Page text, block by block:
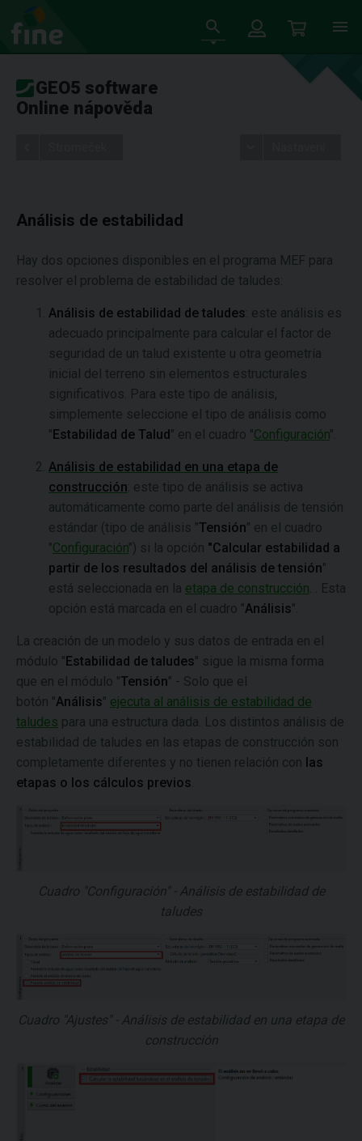
GEO5 software
Online nápověda
Análisis de estabilidad
Hay dos opciones disponibles en el programa MEF para
resolver el problema de estabilidad de taludes:
Análisis de estabilidad de taludes : este análisis es
adecuado principalmente para calcular el factor de
seguridad de un talud existente u otra geometría
inicial del terreno sin elementos estructurales
significativos. Para este tipo de análisis,
simplemente seleccione el tipo de análisis como
"Estabilidad de Talud" en el cuadro "Configuración".
Análisis de estabilidad en una etapa de
construcción : este tipo de análisis se activa
automáticamente como parte del análisis de tensión
estándar (tipo de análisis "Tensión" en el cuadro
"Configuración") si la opción "Calcular estabilidad a
partir de los resultados del análisis de tensión"
está seleccionada en la etapa de construcción . . Esta
opción está marcada en el cuadro "Análisis".
La creación de un modelo y sus datos de entrada en el
módulo "Estabilidad de taludes" sigue la misma forma
que en el módulo "Tensión" - Solo que el
botón "Análisis" ejecuta al análisis de estabilidad de
taludes para una estructura dada. Los distintos análisis de
estabilidad de taludes en las etapas de construcción son
completamente diferentes y no tienen relación con las
etapas o los cálculos previos
Cuadro "Configuración" - Análisis de estabilidad de
taludes
Cuadro "Ajustes" - Análisis de estabilidad en una etapa de
construcción